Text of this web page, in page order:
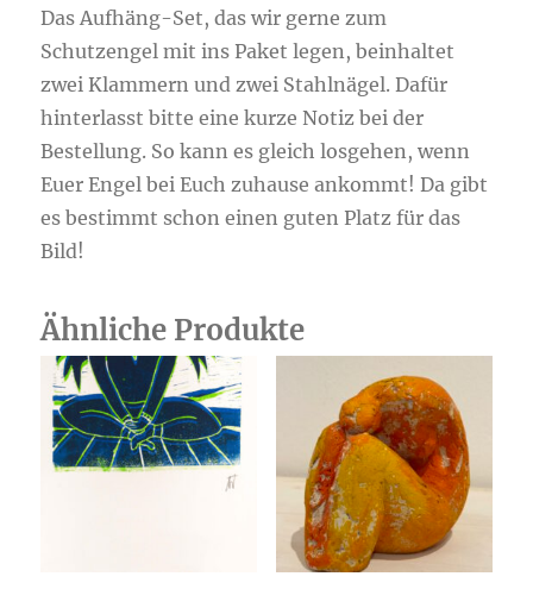
Das Aufhäng-Set, das wir gerne zum
Schutzengel mit ins Paket legen, beinhaltet
zwei Klammern und zwei Stahlnägel. Dafür
hinterlasst bitte eine kurze Notiz bei der
Bestellung. So kann es gleich losgehen, wenn
Euer Engel bei Euch zuhause ankommt! Da gibt
es bestimmt schon einen guten Platz für das
Bild!
Ähnliche Produkte